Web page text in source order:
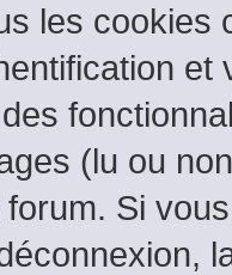
les cookies
(lu ou
Si